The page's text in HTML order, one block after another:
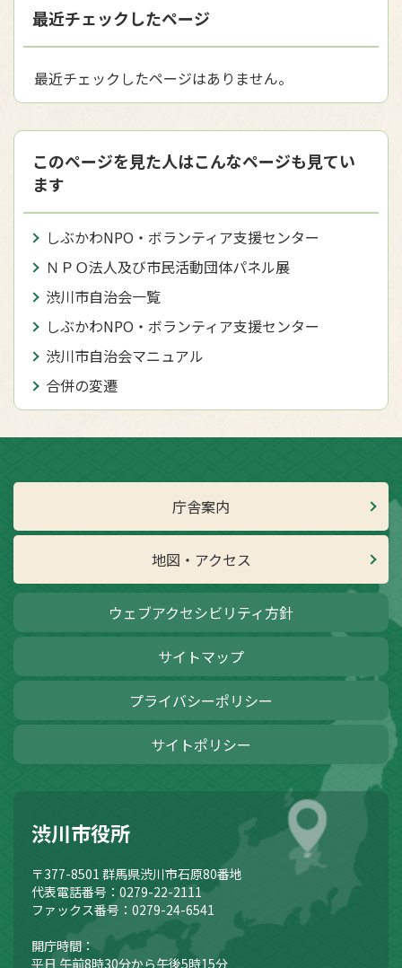
最近チェックしたページ
最近チェックしたページはありません。
このページを見た人はこんなページも見てい
ます
しぶかわNPO・ボランティア支援センター
ＮＰＯ法人及び市民活動団体パネル展
渋川市自治会一覧
しぶかわNPO・ボランティア支援センター
渋川市自治会マニュアル
合併の変遷
庁舎案内
地図・アクセス
ウェブアクセシビリティ方針
サイトマップ
プライバシーポリシー
サイトポリシー
渋川市役所
〒377-8501 群馬県渋川市石原80番地
代表電話番号：0279-22-2111
ファックス番号：0279-24-6541
開庁時間：
平日 午前8時30分から午後5時15分